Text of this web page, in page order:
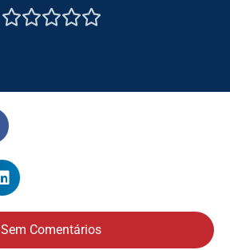

Sem Comentários